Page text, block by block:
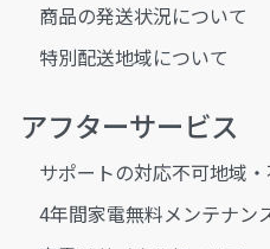
商品の発送状況について
特別配送地域について
アフターサービス
サポートの対応不可地域
4年間家電無料メンテナン